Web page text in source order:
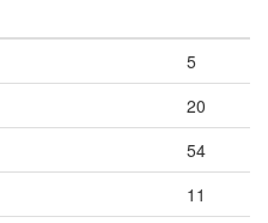
5
20
54
11